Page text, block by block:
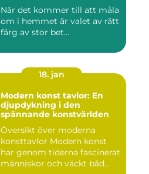
När det kommer till att måla
om i hemmet är valet av rätt
färg av stor bet...
18. jan
Modern konst tavlor: En
djupdykning i den
spännande konstvärlden
Översikt över moderna
konsttavlor Modern konst
har genom tiderna fascinerat
människor och väckt båd...